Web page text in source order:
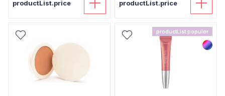
productList.price productList.price
productList.popular